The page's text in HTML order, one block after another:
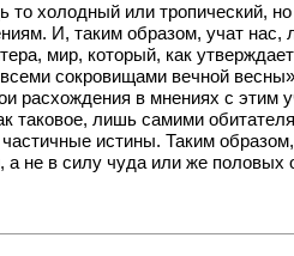
холодный или тропический,
И, таким образом, учат
мир, который, как
сокровищами вечной
расхождения в мнениях с
таковое, лишь самими
истины. Таким
а не в силу чуда или же половых